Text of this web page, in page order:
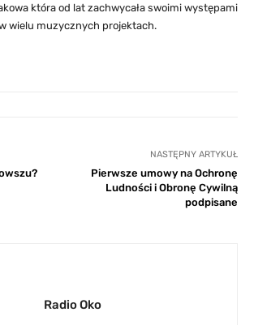
która od lat zachwycała swoimi występami
wielu muzycznych projektach.
NASTĘPNY ARTYKUŁ
Pierwsze umowy na Ochronę
Ludności i Obronę Cywilną
podpisane
Radio Oko